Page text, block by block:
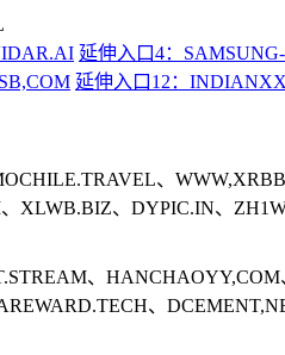
延伸入口4：
延伸入口12：
、
XLWB.BIZ、DYPIC.IN、
、
、